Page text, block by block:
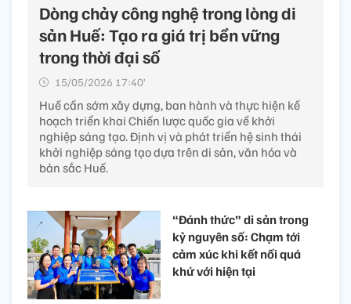
Dòng chảy công nghệ trong lòng di
sản Huế: Tạo ra giá trị bền vững
trong thời đại số
15/05/2026 17:40’
Huế cần sớm xây dựng, ban hành và thực hiện kế
hoạch triển khai Chiến lược quốc gia về khởi
nghiệp sáng tạo. Định vị và phát triển hệ sinh thái
khởi nghiệp sáng tạo dựa trên di sản, văn hóa và
bản sắc Huế.
“Đánh thức” di sản trong
kỷ nguyên số: Chạm tới
cảm xúc khi kết nối quá
khứ với hiện tại